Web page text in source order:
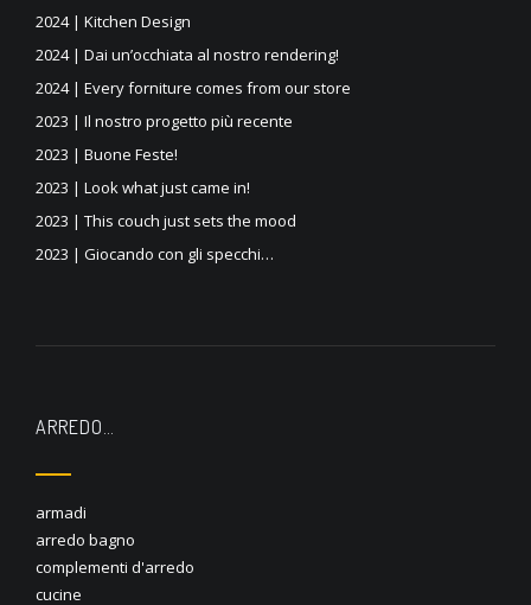
2024 | Kitchen Design
2024 | Dai un’occhiata al nostro rendering!
2024 | Every forniture comes from our store
2023 | Il nostro progetto più recente
2023 | Buone Feste!
2023 | Look what just came in!
2023 | This couch just sets the mood
2023 | Giocando con gli specchi…
ARREDO…
armadi
arredo bagno
complementi d'arredo
cucine